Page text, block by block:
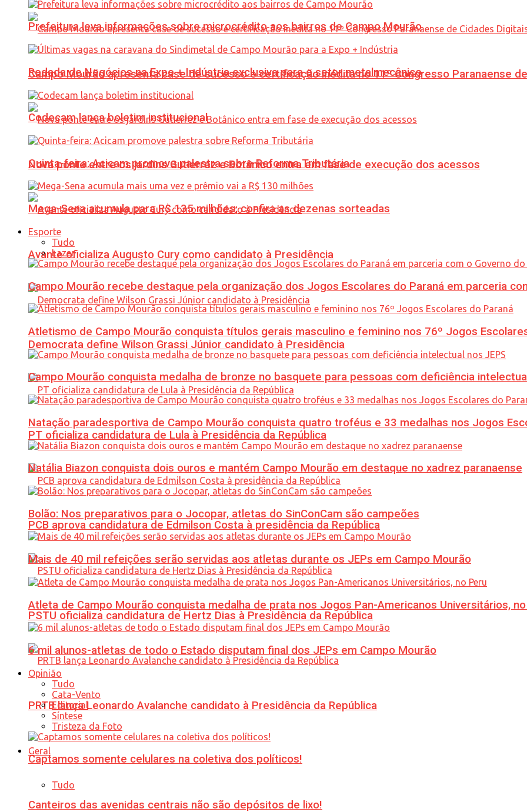
Campo Mourão apresenta case de sucesso e certificação inédita no 11º Congresso Paranaense
Nova ponte entre os jardins Gutierrez e Botânico entra em fase de execução dos acessos
Avante oficializa Augusto Cury como candidato à Presidência
Democrata define Wilson Grassi Júnior candidato à Presidência
PT oficializa candidatura de Lula à Presidência da República
PCB aprova candidatura de Edmilson Costa à presidência da República
PSTU oficializa candidatura de Hertz Dias à Presidência da República
PRTB lança Leonardo Avalanche candidato à Presidência da República
Geral
Tudo
Prefeitura leva informações sobre microcrédito aos bairros de Campo Mourão
Rodada de Negócios na Expo + Indústria exclusiva para o setor metalmecânico
Codecam lança boletim institucional
Quinta-feira: Acicam promove palestra sobre Reforma Tributária
Mega-Sena acumula para R$ 135 milhões; confira as dezenas sorteadas
Esporte
Tudo
Lazer
Campo Mourão recebe destaque pela organização dos Jogos Escolares do Paraná em parceria
Atletismo de Campo Mourão conquista títulos gerais masculino e feminino nos 76º Jogos
Campo Mourão conquista medalha de bronze no basquete para pessoas com deficiência
Natação paradesportiva de Campo Mourão conquista quatro troféus e 33 medalhas nos Jogos
Natália Biazon conquista dois ouros e mantém Campo Mourão em destaque no xadrez paranaense
Bolão: Nos preparativos para o Jocopar, atletas do SinConCam são campeões
Mais de 40 mil refeições serão servidas aos atletas durante os JEPs em Campo Mourão
Atleta de Campo Mourão conquista medalha de prata nos Jogos Pan-Americanos Universitários,
6 mil alunos-atletas de todo o Estado disputam final dos JEPs em Campo Mourão
Opinião
Tudo
Cata-Vento
Editorial
Síntese
Tristeza da Foto
Captamos somente celulares na coletiva dos políticos!
Canteiros das avenidas centrais não são depósitos de lixo!